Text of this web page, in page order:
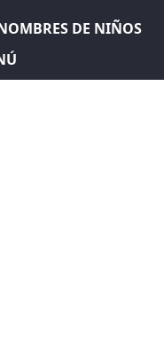
DE NIÑOS